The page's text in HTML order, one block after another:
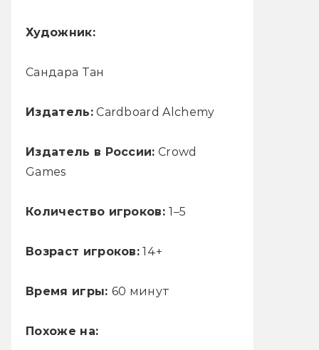
Художник:
Сандара Тан
Издатель:Cardboard Alchemy
Издатель в России: Crowd
Games
Количество игроков:1–5
Возраст игроков: 14+
Время игры: 60 минут
Похоже на: